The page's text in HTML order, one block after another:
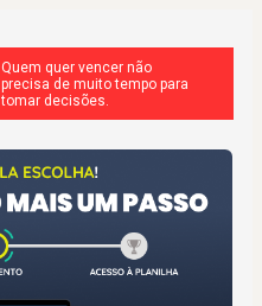
Quem quer vencer não
precisa de muito tempo para
tomar decisões.